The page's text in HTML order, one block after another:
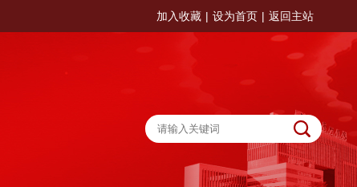
加入收藏 | 设为首页 | 返回主站